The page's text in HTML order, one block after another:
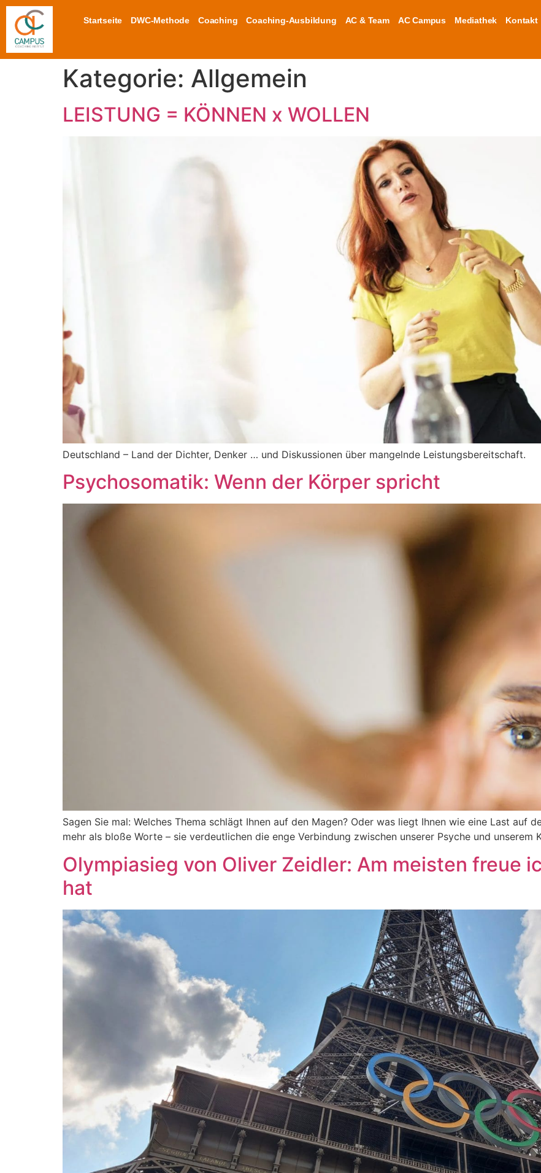
Startseite DWC-Methode Coaching Coaching-Ausbildung AC & Team AC Campus Mediathek Kontakt
Kategorie: Allgemein
LEISTUNG = KÖNNEN x WOLLEN
Deutschland – Land der Dichter, Denker … und Diskussionen über mangelnde Leistungsbereitschaft.
Psychosomatik: Wenn der Körper spricht
Sagen Sie mal: Welches Thema schlägt Ihnen auf den Magen? Oder was liegt Ihnen wie eine Last auf
mehr als bloße Worte – sie verdeutlichen die enge Verbindung zwischen unserer Psyche und unserem
Olympiasieg von Oliver Zeidler: Am meisten freue
hat